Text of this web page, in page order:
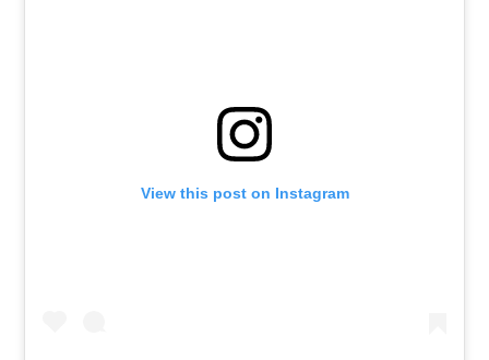
View this post on Instagram